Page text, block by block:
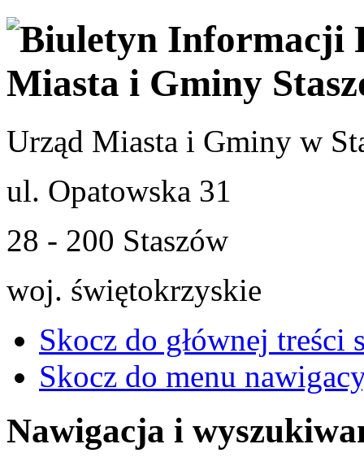
Urząd Miasta i Gminy w
ul. Opatowska 31
28 - 200 Staszów
woj. świętokrzyskie
Skocz do głównej treści
Skocz do menu
Nawigacja i